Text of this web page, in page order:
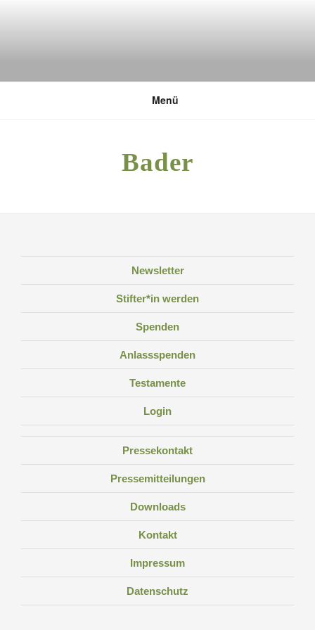
DEUTSCHE UMWELTSTIFTUNG
Menü
Bader
Newsletter
Stifter*in werden
Spenden
Anlassspenden
Testamente
Login
Pressekontakt
Pressemitteilungen
Downloads
Kontakt
Impressum
Datenschutz